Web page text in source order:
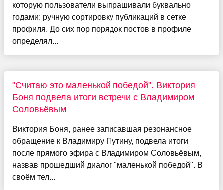
которую пользователи выпрашивали буквально
годами: ручную сортировку публикаций в сетке
профиля. До сих пор порядок постов в профиле
определял...
"Считаю это маленькой победой". Виктория
Боня подвела итоги встречи с Владимиром
Соловьёвым
Виктория Боня, ранее записавшая резонансное
обращение к Владимиру Путину, подвела итоги
после прямого эфира с Владимиром Соловьёвым,
назвав прошедший диалог "маленькой победой". В
своём тел...